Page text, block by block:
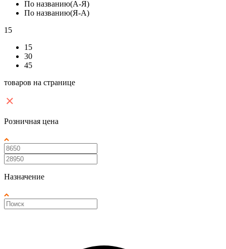
По названию(А-Я)
По названию(Я-А)
15
15
30
45
товаров на странице
Розничная цена
Назначение